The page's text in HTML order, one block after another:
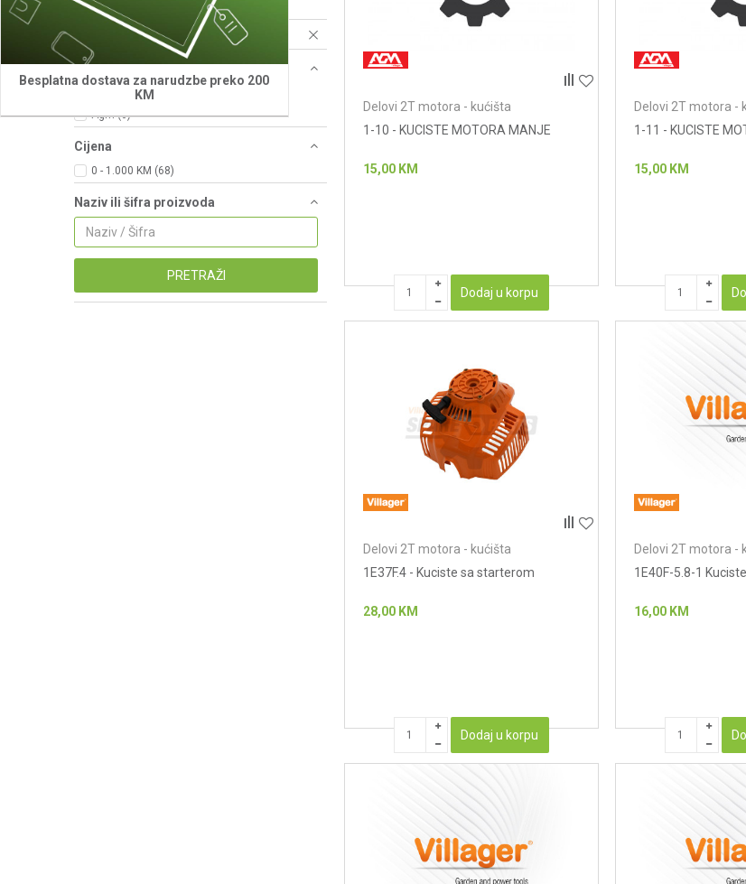
Besplatna dostava za narudzbe preko 200
KM
Resetujte filtere
Brend
Villager (62)
Agm (6)
Cijena
0 - 1.000 KM (68)
Naziv ili šifra proizvoda
PRETRAŽI
Delovi 2T motora - kućišta
1-10 - KUCISTE MOTORA MANJE
15,00 KM
Dodaj u korpu
Delovi 2T motora -
1-11 - KUCISTE
15,00 KM
Delovi 2T motora - kućišta
1E37F.4 - Kuciste sa starterom
28,00 KM
Dodaj u korpu
Delovi 2T motora -
1E40F-5.8-1
16,00 KM